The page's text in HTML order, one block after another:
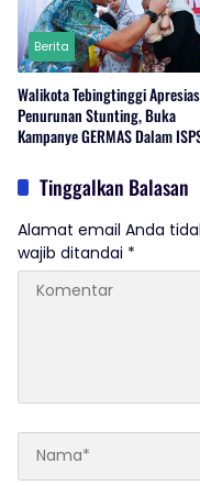
Berita
Walikota Tebingtinggi
Penurunan Stunting, Buka
Kampanye GERMAS Dalam
Tinggalkan Balasan
Alamat email Anda
wajib ditandai *